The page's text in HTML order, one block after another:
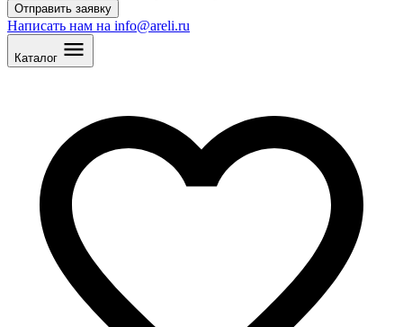
Отправить заявку
Написать нам на info@areli.ru
Каталог